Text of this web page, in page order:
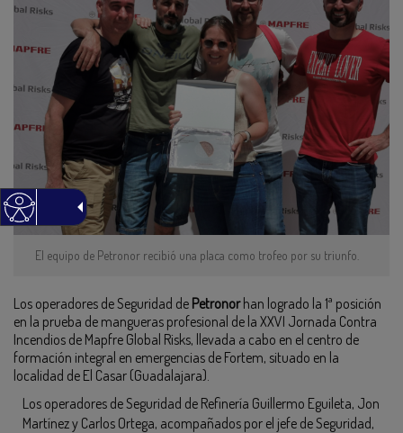
El equipo de Petronor recibió una placa como trofeo por su triunfo.
Los operadores de Seguridad de Petronorhan logrado la 1ª posición
en la prueba de mangueras profesional de la XXVI Jornada Contra
Incendios de Mapfre Global Risks, llevada a cabo en el centro de
formación integral en emergencias de Fortem, situado en la
localidad de El Casar (Guadalajara).
Los operadores de Seguridad de Refinería Guillermo Eguileta, Jon
Martínez y Carlos Ortega, acompañados por el jefe de Seguridad,